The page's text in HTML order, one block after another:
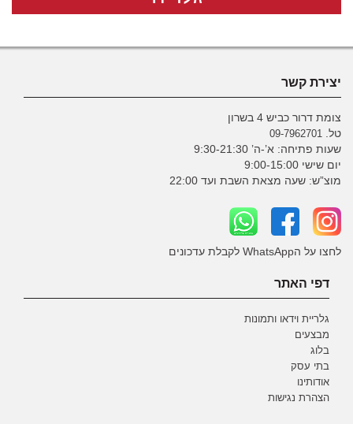
יצירת קשר
צומת דרור כביש 4 בשרון
טל.
09-7962701
שעות פתיחה: א’-ה’ 9:30-21:30
יום שישי 9:00-15:00
מוצ”ש: שעה מצאת השבת ועד 22:00
לחצו על הWhatsApp לקבלת עדכונים
דפי האתר
גלריית וידאו ותמונות
מבצעים
בלוג
בתי עסק
אודותינו
הצהרת נגישות